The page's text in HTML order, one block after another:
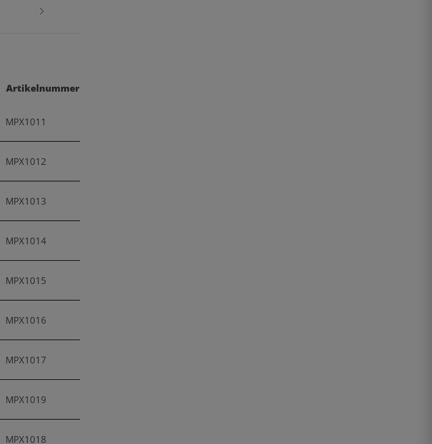
Artikelnummer
MPX1011
MPX1012
MPX1013
MPX1014
MPX1015
MPX1016
MPX1017
MPX1019
MPX1018